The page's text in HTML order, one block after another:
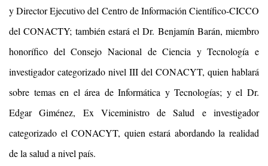
y Director Ejecutivo del Centro de Información Científico-CICCO
del CONACTY; también estará el Dr. Benjamín Barán, miembro
honorífico del Consejo Nacional de Ciencia y Tecnología e
investigador categorizado nivel III del CONACYT, quien hablará
sobre temas en el área de Informática y Tecnologías; y el Dr.
Edgar Giménez, Ex Viceministro de Salud e investigador
categorizado el CONACYT, quien estará abordando la realidad
de la salud a nivel país.